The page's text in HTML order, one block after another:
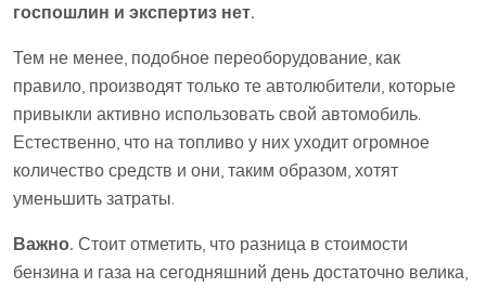
госпошлин и экспертиз нет.
Тем не менее, подобное переоборудование, как
правило, производят только те автолюбители, которые
привыкли активно использовать свой автомобиль.
Естественно, что на топливо у них уходит огромное
количество средств и они, таким образом, хотят
уменьшить затраты.
Важно. Стоит отметить, что разница в стоимости
бензина и газа на сегодняшний день достаточно велика,